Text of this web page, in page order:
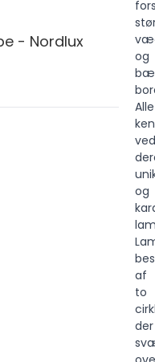
- Nordlux
og
Alle
ved
og
af
to
der